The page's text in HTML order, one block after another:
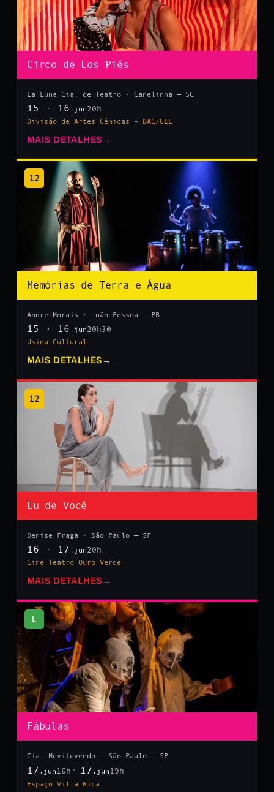
Circo de Los Piés
La Luna Cia. de Teatro · Canelinha — SC
15 · 16 .jun20h
Divisão de Artes Cênicas – DAC/UEL
MAIS DETALHES →
12
Memórias de Terra e Água
André Morais · João Pessoa — PB
15 · 16 .jun20h30
Usina Cultural
MAIS DETALHES →
12
Eu de Você
Denise Fraga · São Paulo — SP
16 · 17 .jun20h
Cine Teatro Ouro Verde
MAIS DETALHES →
L
Fábulas
Cia. Mevitevendo · São Paulo — SP
17 .jun 16h 17 .jun 19h
Espaço Villa Rica